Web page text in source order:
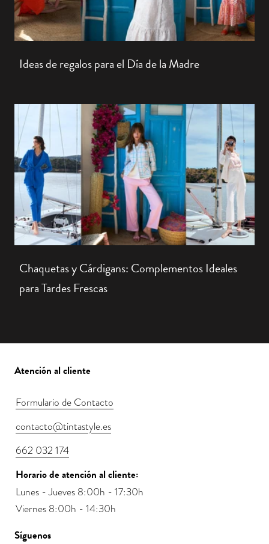
Ideas de regalos para el Día de la Madre
Chaquetas y Cárdigans: Complementos Ideales
para Tardes Frescas
Atención al cliente
Formulario de Contacto
contacto@tintastyle.es
662 032 174
Horario de atención al cliente:
Lunes - Jueves 8:00h - 17:30h
Viernes 8:00h - 14:30h
Síguenos